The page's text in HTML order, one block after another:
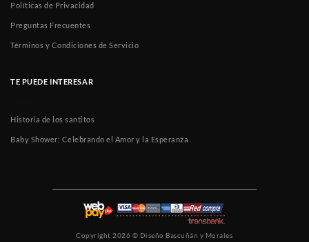
Políticas de Privacidad
Preguntas Frecuentes
Términos y Condiciones de Servicio
TE PUEDE INTERESAR
Historia de los santitos
Baby Shower: Celebrando el Amor y la Esperanza
Copyright 2026 © Diseño Bascuñán y Morales